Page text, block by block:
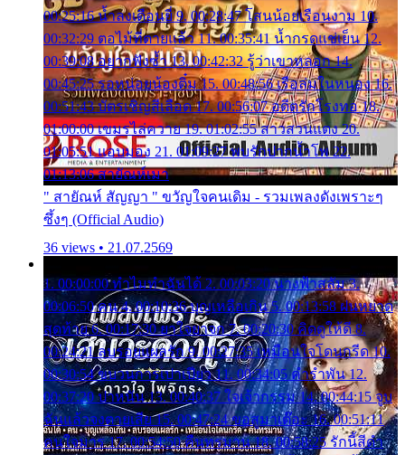
00:25:16 น้ำลงเดือนยี่ 9. 00:28:47 โสนน้อยเรือนงาม 10.
00:32:29 ตอไม้ที่ตายแล้ว 11. 00:35:41 น้ำกรดแช่เย็น 12.
00:39:08 อยากฟังซ้ำ 13. 00:42:32 รู้ว่าเขาหลอก 14.
00:45:25 รอหน่อยน้องติ๋ม 15. 00:48:56 เรือล่มในหนอง 16.
00:51:43 บัตรเชิญสีเลือด 17. 00:56:07 อดีตรักโรงทอ 18.
01:00:00 เขมรไล่ควาย 19. 01:02:55 สาวสวนแตง 20.
01:05:51 แอบมอง 21. 01:09:27 พบรักปากน้ำโพ 22.
01:13:06 สายัณห์เมา
" สายัณห์ สัญญา " ขวัญใจคนเดิม - รวมเพลงดังเพราะๆ
ซึ้งๆ (Official Audio)
36 views • 21.07.2569
1. 00:00:00 ทำไมทำฉันได้ 2. 00:03:20 นางฟ้าสลัม 3.
00:06:50 คน 4. 00:10:36 บุญเหลือเกิน 5. 00:13:58 ฝนหยาด
สุดท้าย 6. 00:17:30 ยาใจยาจก 7. 00:20:30 คิดดูให้ดี 8.
00:24:21 ลบรอยแผลรัก 9. 00:27:35 เหมือนใจโดนกรีด 10.
00:30:54 ขบวนการเปาเปียว 11. 00:34:05 คำรำพัน 12.
00:37:20 ปาหนัน 13. 00:40:37 ใจเจ้ากรรม 14. 00:44:15 จูบ
ฉันแล้วจงตายเสีย 15. 00:47:24 ขอสูมาเต๊อะ 16. 00:51:11
คนใจมาร 17. 00:54:50 คืนทรมาน 18. 00:58:25 รักนี้สีดำ